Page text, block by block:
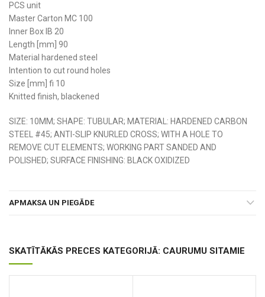
PCS unit
Master Carton MC 100
Inner Box IB 20
Length [mm] 90
Material hardened steel
Intention to cut round holes
Size [mm] fi 10
Knitted finish, blackened
SIZE: 10MM; SHAPE: TUBULAR; MATERIAL: HARDENED CARBON
STEEL #45; ANTI-SLIP KNURLED CROSS; WITH A HOLE TO
REMOVE CUT ELEMENTS; WORKING PART SANDED AND
POLISHED; SURFACE FINISHING: BLACK OXIDIZED
APMAKSA UN PIEGĀDE
SKATĪTĀKĀS PRECES KATEGORIJĀ: CAURUMU SITAMIE